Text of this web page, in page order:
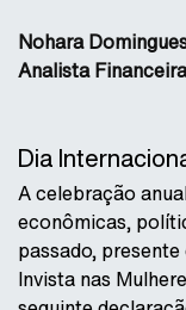
Nohara
Analista Financeira
Dia
A celebração
econômicas,
passado,
Invista nas